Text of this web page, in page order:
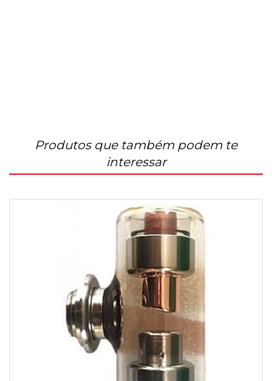
Produtos que também podem te
interessar